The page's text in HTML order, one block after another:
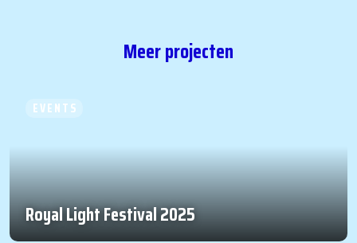
Meer projecten
EVENTS
Royal Light Festival 2025